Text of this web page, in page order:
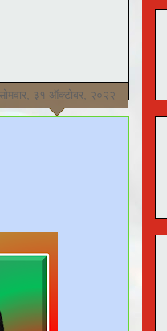
३१ ऑक्टोबर, २०२२